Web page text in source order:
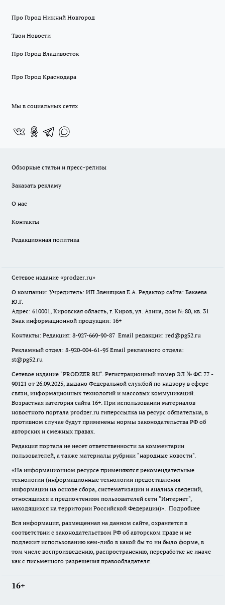
Про Город Нижний Новгород
Твои Новости
Про Город Владивосток
Про Город Краснодара
Мы в социальных сетях
Обзорные статьи и пресс-релизы
Заказать рекламу
О нас
Контакты
Редакционная политика
Сетевое издание «prodzer.ru»
О компании: Учредитель: ИП Звеняцкая Е.А. Редактор сайта: Бакаева
Ю.Г.
Адрес: 610001, Кировская область, г. Киров, ул. Азина, дом № 80, кв. 31
Знак информационной продукции: 16+
Контакты: Редакция: 8-927-669-90-87 Email редакции: red@pg52.ru
Рекламный отдел: 8-920-004-61-95 Email рекламного отдела:
st@pg52.ru
Сетевое издание "PRODZER.RU". Регистрационный номер ЭЛ № ФС 77 -
90121 от 26.09.2025, выдано Федеральной службой по надзору в сфере
связи, информационных технологий и массовых коммуникаций.
Возрастная категория сайта 16+. При использовании материалов
новостного портала prodzer.ru гиперссылка на ресурс обязательна, в
противном случае будут применены нормы законодательства РФ об
авторских и смежных правах.
Редакция портала не несет ответственности за комментарии
пользователей, а также материалы рубрики "народные новости".
«На информационном ресурсе применяются рекомендательные
технологии (информационные технологии предоставления
информации на основе сбора, систематизации и анализа сведений,
относящихся к предпочтениям пользователей сети "Интернет",
находящихся на территории Российской Федерации)». Подробнее
Вся информация, размещенная на данном сайте, охраняется в
соответствии с законодательством РФ об авторском праве и не
подлежит использованию кем-либо в какой бы то ни было форме, в
том числе воспроизведению, распространению, переработке не иначе
как с письменного разрешения правообладателя.
16+